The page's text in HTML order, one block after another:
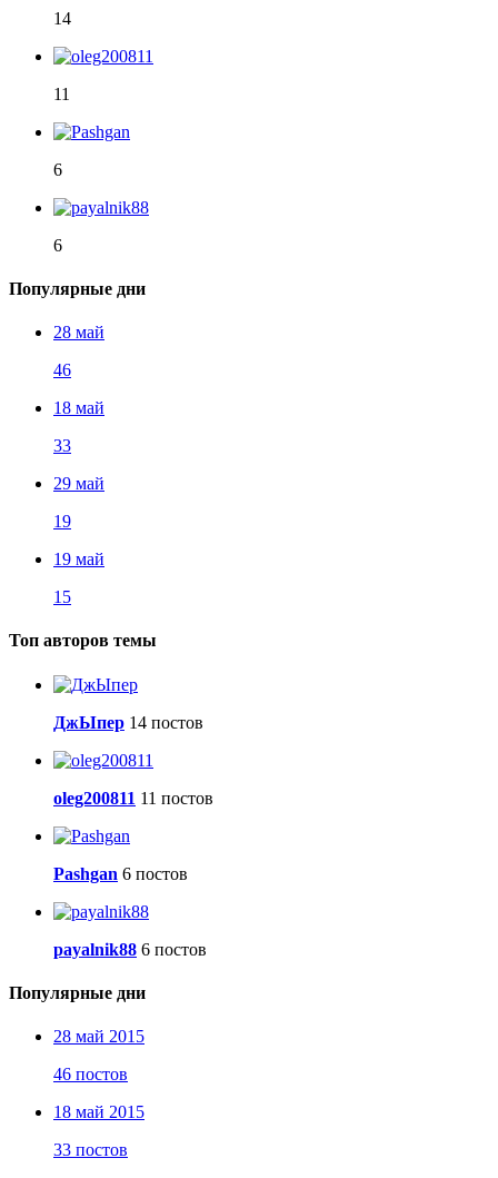
14
11
6
6
Популярные дни
28 май
46
18 май
33
29 май
19
19 май
15
Топ авторов темы
ДжЫпер 14 постов
oleg200811 11 постов
Pashgan 6 постов
payalnik88 6 постов
Популярные дни
28 май 2015
46 постов
18 май 2015
33 постов